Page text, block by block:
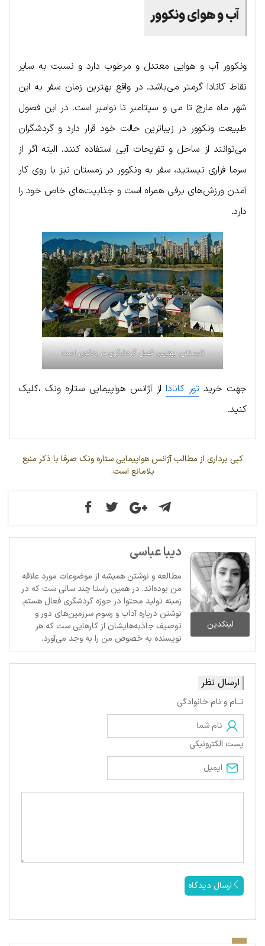
آب و هوای ونکوور
ونکوور آب و هوایی معتدل و مرطوب دارد و نسبت به سایر
نقاط کانادا گرمتر می‌باشد. در واقع بهترین زمان سفر به این
شهر ماه مارچ تا می و سپتامبر تا نوامبر است. در این فصول
طبیعت ونکوور در زیباترین حالت خود قرار دارد و گردشگران
می‌توانند از ساحل و تفریحات آبی استفاده کنند. البته اگر از
سرما فراری نیستید، سفر به ونکوور در زمستان نیز با روی کار
آمدن ورزش‌های برفی همراه است و جذابیت‌های خاص خود را
دارد.
تابستان، بهترین فصل گردشگری در ونکوور است
جهت خرید تور کانادا از آژانس هواپیمایی ستاره ونک ،کلیک
کنید.
کپی برداری از مطالب آژانس هواپیمایی ستاره ونک صرفا با ذکر منبع
بلامانع است.
لینکدین
دیبا عباسی
مطالعه و نوشتن همیشه از موضوعات مورد علاقه
من بوده‌اند. در همین راستا چند سالی ست که در
زمینه تولید محتوا در حوزه گردشگری فعال هستم.
نوشتن درباره آداب و رسوم سرزمین‌های دور و
توصیف جاذبه‌هایشان از کارهایی ست که هر
نویسنده به خصوص من را به وجد می‌آورد.
ارسال نظر
نــام و نام خانوادگی
پست الکترونیکی
ارسال دیدگاه